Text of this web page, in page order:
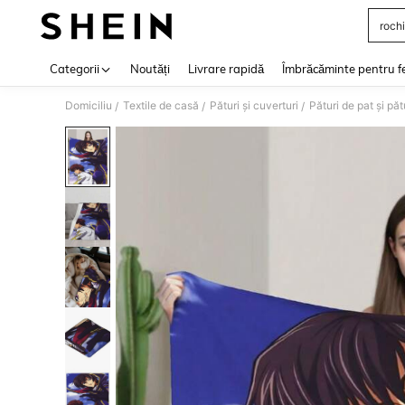
Categorii Noutăți Livrare rapidă Îmbrăcăminte pentru
Domiciliu / Textile de casă / Pături și cuverturi / Pături de pat și